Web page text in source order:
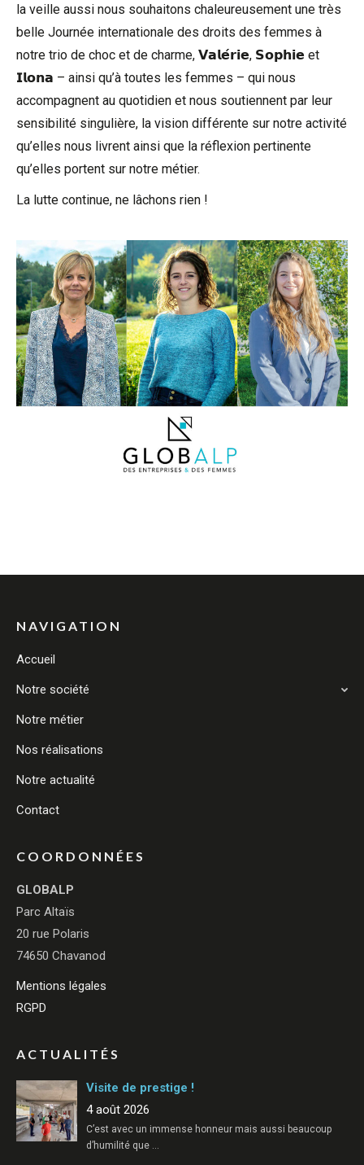
la veille aussi nous souhaitons chaleureusement une très
belle Journée internationale des droits des femmes à
notre trio de choc et de charme, 𝗩𝗮𝗹𝗲́𝗿𝗶𝗲, 𝗦𝗼𝗽𝗵𝗶𝗲 et
𝗜𝗹𝗼𝗻𝗮 – ainsi qu’à toutes les femmes – qui nous
accompagnent au quotidien et nous soutiennent par leur
sensibilité singulière, la vision différente sur notre activité
qu’elles nous livrent ainsi que la réflexion pertinente
qu’elles portent sur notre métier.
La lutte continue, ne lâchons rien !
NAVIGATION
Accueil
Notre société
Notre métier
Nos réalisations
Notre actualité
Contact
COORDONNÉES
GLOBALP
Parc Altaïs
20 rue Polaris
74650 Chavanod
Mentions légales
RGPD
ACTUALITÉS
Visite de prestige !
4 août 2026
C’est avec un immense honneur mais aussi beaucoup
d’humilité que